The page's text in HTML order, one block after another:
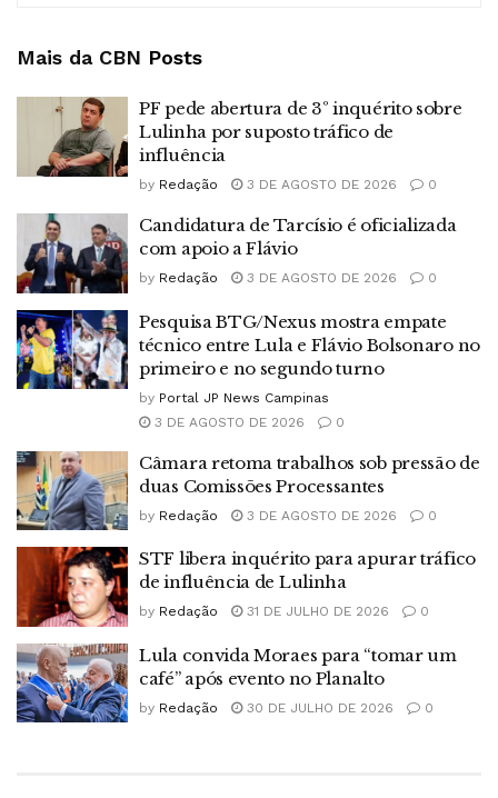
Mais da CBN Posts
PF pede abertura de 3º inquérito sobre
Lulinha por suposto tráfico de
influência
by Redação 3 DE AGOSTO DE 2026 0
Candidatura de Tarcísio é oficializada
com apoio a Flávio
by Redação 3 DE AGOSTO DE 2026 0
Pesquisa BTG/Nexus mostra empate
técnico entre Lula e Flávio Bolsonaro no
primeiro e no segundo turno
by Portal JP News Campinas
3 DE AGOSTO DE 2026
0
Câmara retoma trabalhos sob pressão de
duas Comissões Processantes
by Redação 3 DE AGOSTO DE 2026 0
STF libera inquérito para apurar tráfico
de influência de Lulinha
by Redação 31 DE JULHO DE 2026 0
Lula convida Moraes para “tomar um
café” após evento no Planalto
by Redação 30 DE JULHO DE 2026 0